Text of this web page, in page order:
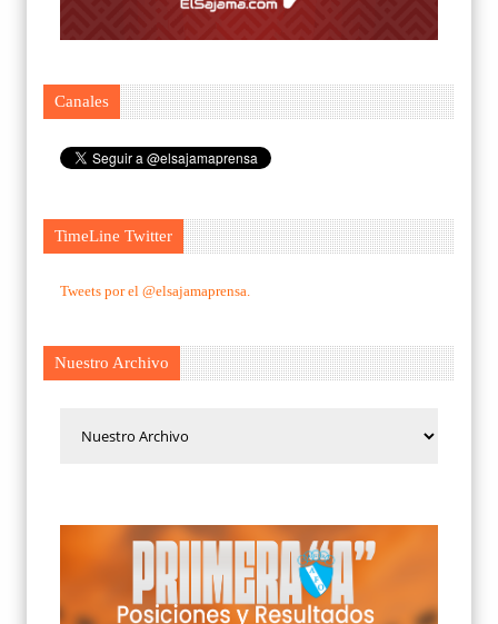
Canales
TimeLine Twitter
Tweets por el @elsajamaprensa.
Nuestro Archivo